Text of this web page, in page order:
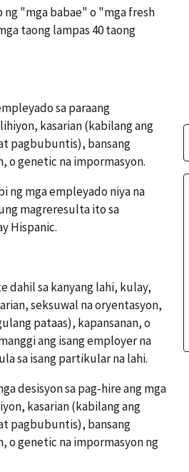
ng "mga babae" o "mga fresh
taong lampas 40 taong
sa paraang
kasarian (kabilang ang
pagbubuntis), bansang
o genetic na impormasyon.
ng mga empleyado niya na
magreresulta ito sa
Hispanic.
dahil sa kanyang lahi, kulay,
seksuwal na oryentasyon,
pataas), kapansanan, o
ang isang employer na
sa isang partikular na lahi.
desisyon sa pag-hire ang mga
kasarian (kabilang ang
pagbubuntis), bansang
o genetic na impormasyon ng